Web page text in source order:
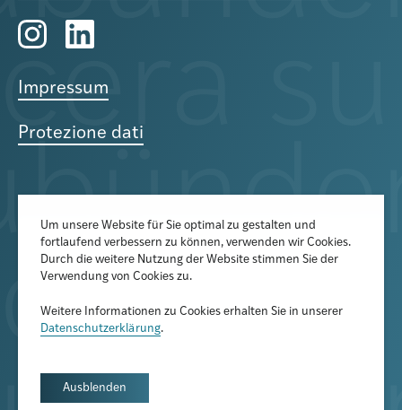
Impressum
Protezione dati
Der Newsletter informiert über
aktuelle Veranstaltungen,
Publikationen und
Forschungsprojekte
Newsletter abonnieren
Um unsere Website für Sie optimal zu gestalten und
fortlaufend verbessern zu können, verwenden wir Cookies.
Durch die weitere Nutzung der Website stimmen Sie der
Verwendung von Cookies zu.
Weitere Informationen zu Cookies erhalten Sie in unserer
Datenschutzerklärung.
Ausblenden